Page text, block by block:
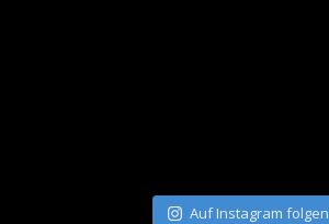
Auf Instagram folgen